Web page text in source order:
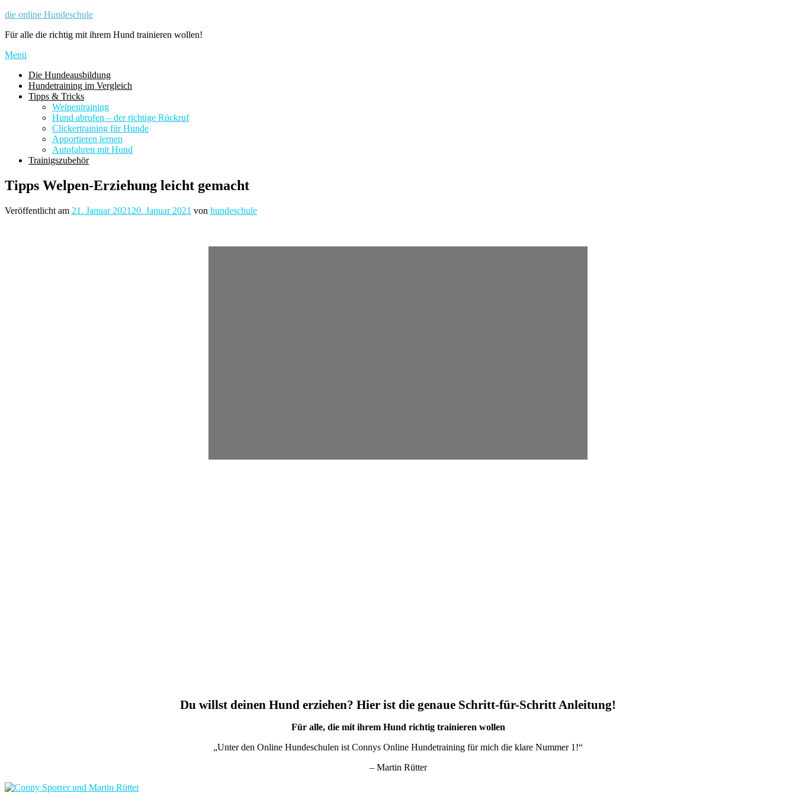
Zum
springen
die online Hundeschule
Für alle die richtig mit ihrem Hund trainieren wollen!
Menü
Die Hundeausbildung
Hundetraining im Vergleich
Tipps & Tricks
Welpentraining
Hund abrufen – der richtige Rückruf
Clickertraining für Hunde
Apportieren lernen
Autofahren mit Hund
Trainigszubehör
Tipps Welpen-Erziehung leicht gemacht
Veröffentlicht am 21. Januar 2021 20. Januar 2021 von hundeschule
Du willst deinen Hund erziehen? Hier ist die genaue Schritt-für-Schritt Anleitung!
Für alle, die mit ihrem Hund richtig trainieren wollen
„Unter den Online Hundeschulen ist Connys Online Hundetraining für mich die klare Nummer 1!“
– Martin Rütter